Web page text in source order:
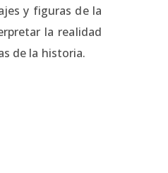
y figuras de la
la realidad
de la historia.